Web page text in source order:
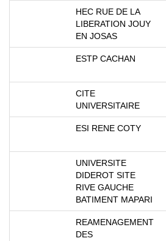
HEC RUE DE LA
LIBERATION JOUY
EN JOSAS
ESTP CACHAN
CITE
UNIVERSITAIRE
ESI RENE COTY
UNIVERSITE
DIDEROT SITE
RIVE GAUCHE
BATIMENT MAPARI
REAMENAGEMENT
DES